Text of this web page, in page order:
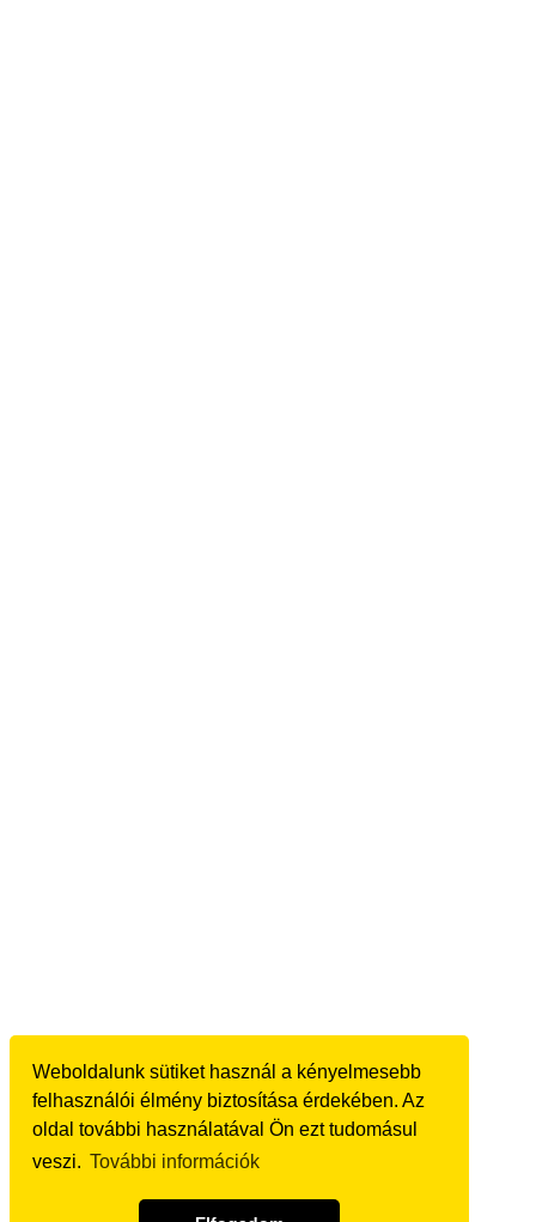
Weboldalunk sütiket használ a kényelmesebb
felhasználói élmény biztosítása érdekében. Az
oldal további használatával Ön ezt tudomásul
veszi. További információk